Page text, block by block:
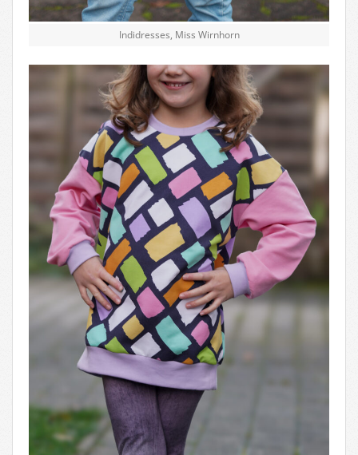
Indidresses, Miss Wirnhorn